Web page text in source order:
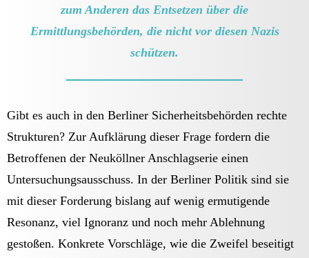
zum Anderen das Entsetzen über die
Ermittlungsbehörden, die nicht vor diesen Nazis
schützen.
Gibt es auch in den Berliner Sicherheitsbehörden rechte
Strukturen? Zur Aufklärung dieser Frage fordern die
Betroffenen der Neuköllner Anschlagserie einen
Untersuchungsausschuss. In der Berliner Politik sind sie
mit dieser Forderung bislang auf wenig ermutigende
Resonanz, viel Ignoranz und noch mehr Ablehnung
gestoßen. Konkrete Vorschläge, wie die Zweifel beseitigt